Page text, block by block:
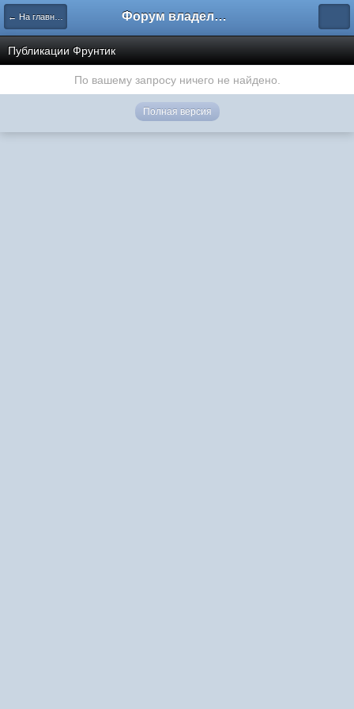
← На главную Форум владельцев интернет-магазинов
Публикации Фрунтик
По вашему запросу ничего не найдено.
Полная версия